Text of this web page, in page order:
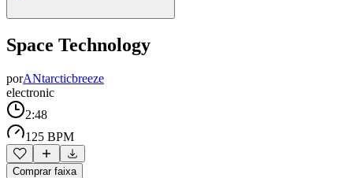
Space Technology
porANtarcticbreeze
electronic
2:48
125 BPM
Comprar faixa